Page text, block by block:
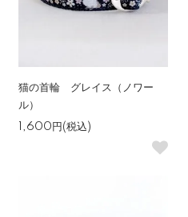
猫の首輪 グレイス（ノワー
ル）
1,600円(税込)